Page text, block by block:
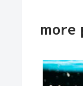
more